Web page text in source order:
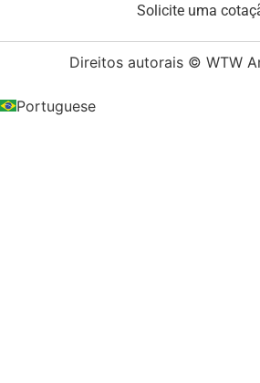
Solicite uma
Direitos autorais © WTW
Portuguese